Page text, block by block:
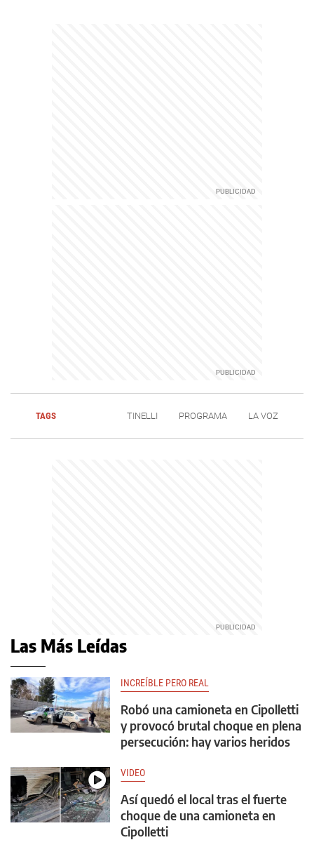
TAGS TINELLI PROGRAMA LA VOZ
Las Más Leídas
INCREÍBLE PERO REAL
Robó una camioneta en Cipolletti
y provocó brutal choque en plena
persecución: hay varios heridos
VIDEO
Así quedó el local tras el fuerte
choque de una camioneta en
Cipolletti